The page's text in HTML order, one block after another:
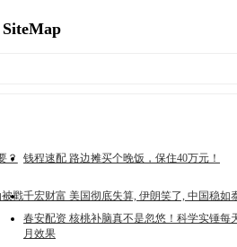
？ 钱程速配 路边摊买个晚饭，保住40万元！
戳千宏财富 美国彻底失算, 伊朗笑了, 中国稳如
春安配资 核桃补脑真不是忽悠！科学实锤每
月效果